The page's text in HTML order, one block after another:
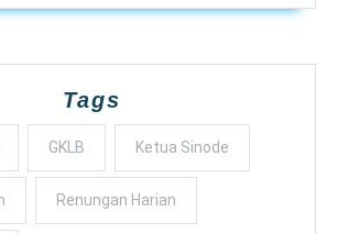
Tags
GKLB Ketua Sinode
Renungan Harian